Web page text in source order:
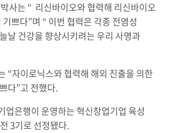
사는 “ 리신바이오와 협력해 리신바이오
쁘다”며 “ 이번 협력은 각종 전염성
날 건강을 향상시키려는 우리 사명과
“자이로닉스와 협력해 해외 진출을 의한
다”고 전했다.
업은행이 운영하는 혁신창업기업 육성
3기로 선정됐다.